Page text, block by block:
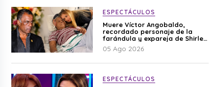
ESPECTÁCULOS
Muere Víctor Angobaldo,
recordado personaje de la
farándula y expareja de Shirley
Cherres
05 Ago 2026
ESPECTÁCULOS